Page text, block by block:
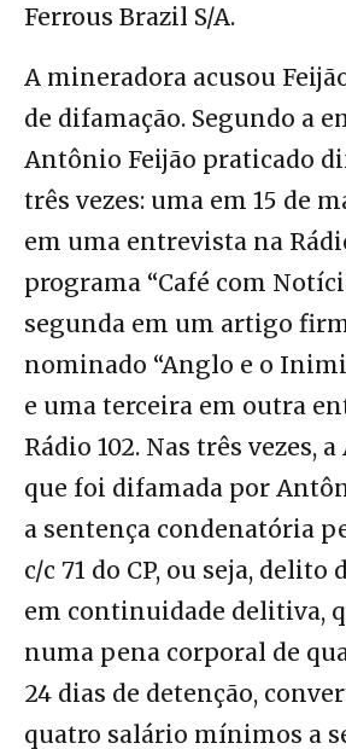
Ferrous Brazil S/A.
A mineradora acusou
de difamação. Segundo a
Antônio Feijão praticado
três vezes: uma em 15 de
em uma entrevista na
programa “Café com
segunda em um artigo
nominado “Anglo e o
e uma terceira em outra
Rádio 102. Nas três vezes,
que foi difamada por
a sentença condenatória
c/c 71 do CP, ou seja, delito
em continuidade delitiva,
numa pena corporal de
24 dias de detenção,
quatro salário mínimos a